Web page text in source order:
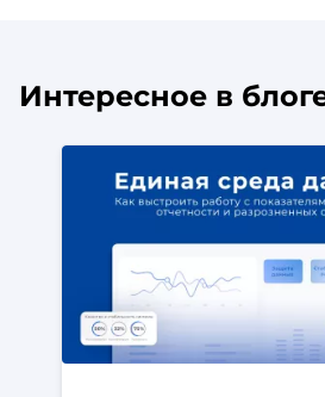
Интересное в